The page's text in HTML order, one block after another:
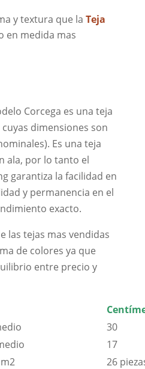
y textura que la Teja
en medida mas
Corcega es una teja
dimensiones son
Es una teja
ala, por lo tanto el
garantiza la facilidad en
y permanencia en el
exacto.
las tejas mas vendidas
de colores ya que
entre precio y
30
17
26